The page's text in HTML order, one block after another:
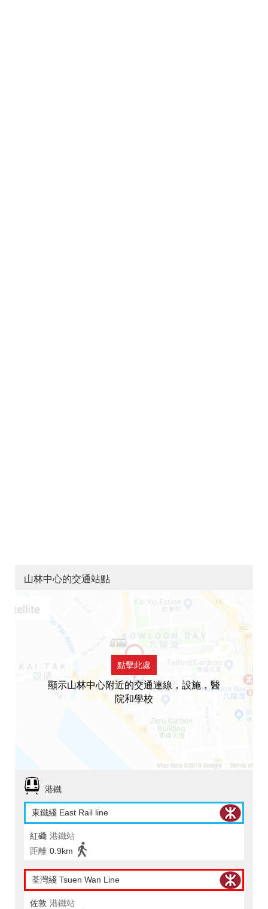
山林中心的交通站點
點擊此處
顯示山林中心附近的交通連線，設施，醫
院和學校
港鐵
東鐵綫 East Rail line
紅磡 港鐵站
距離 0.9km
荃灣綫 Tsuen Wan Line
佐敦 港鐵站